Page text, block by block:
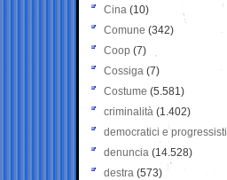
Cina (10)
Comune (342)
Coop (7)
Cossiga (7)
Costume (5.581)
criminalità (1.402)
democratici e progressisti
denuncia (14.528)
destra (573)